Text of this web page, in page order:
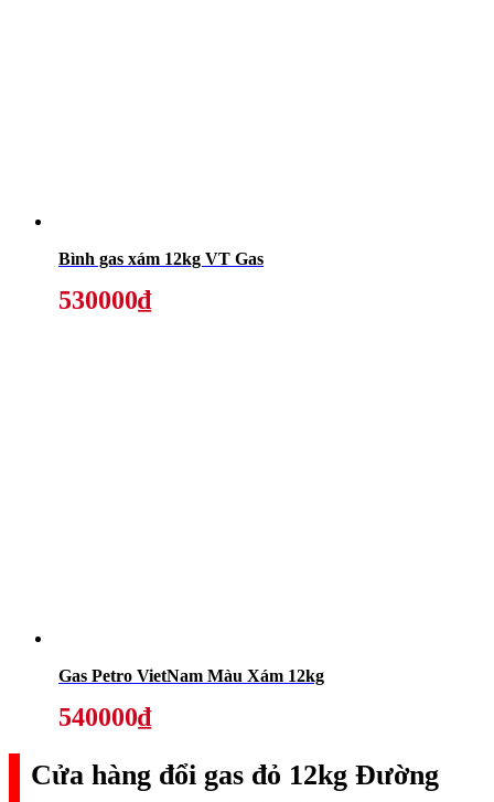
Bình gas xám 12kg VT Gas
530000₫
Gas Petro VietNam Màu Xám 12kg
540000₫
Cửa hàng đổi gas đỏ 12kg Đường